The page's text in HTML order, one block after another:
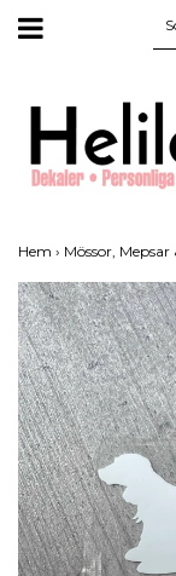
Hem › Mössor,